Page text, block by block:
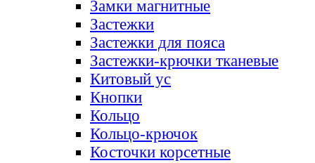
Замки магнитные
Застежки
Застежки для пояса
Застежки-крючки тканевые
Китовый ус
Кнопки
Кольцо
Кольцо-крючок
Косточки корсетные